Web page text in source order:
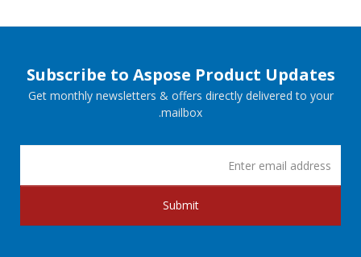
Subscribe to Aspose Product Updates
Get monthly newsletters & offers directly delivered to your
mailbox.
Submit